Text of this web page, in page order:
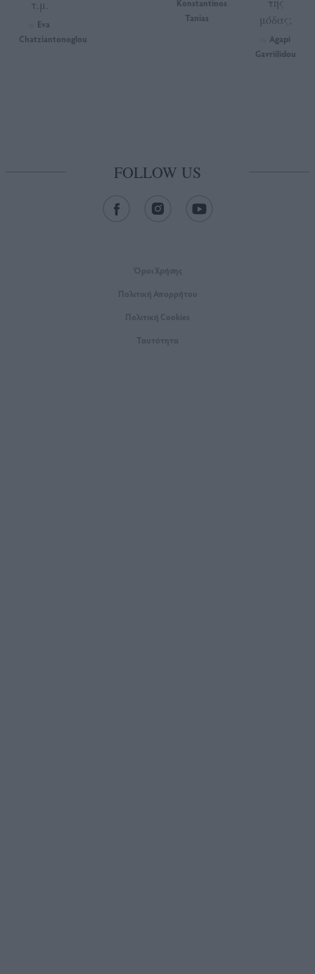
τ.μ.
Eva
Chatziantonoglou
Konstantinos
Tanias
μόδας;
Agapi
Gavriilidou
FOLLOW US
Όροι Xρήσης
Πολιτική Απορρήτου
Πολιτική Cookies
Ταυτότητα